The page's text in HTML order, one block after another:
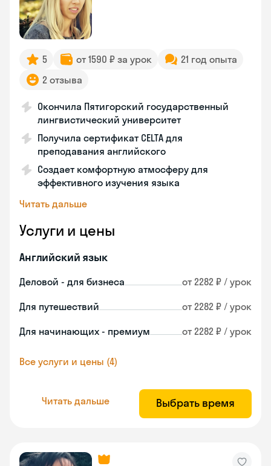
5 от 1590 ₽ за урок
21 год опыта
2 отзыва
Окончила Пятигорский государственный
лингвистический университет
Получила сертификат CELTA для
преподавания английского
Создает комфортную атмосферу для
эффективного изучения языка
Читать дальше
Услуги и цены
Английский язык
Деловой - для бизнеса от 2282 ₽ / урок
Для путешествий от 2282 ₽ / урок
Для начинающих - премиум от 2282 ₽ / урок
Все услуги и цены (4)
Читать дальше Выбрать время